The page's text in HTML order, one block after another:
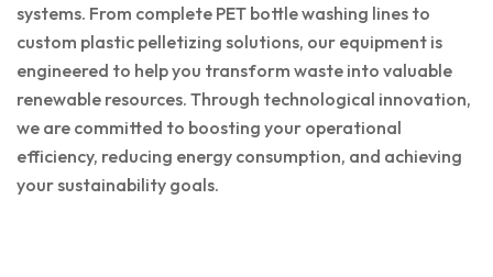
systems. From complete PET bottle washing lines to
custom plastic pelletizing solutions, our equipment is
engineered to help you transform waste into valuable
renewable resources. Through technological innovation,
we are committed to boosting your operational
efficiency, reducing energy consumption, and achieving
your sustainability goals.